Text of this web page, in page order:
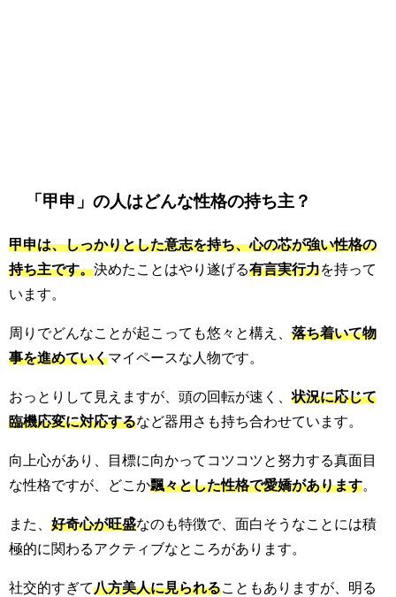
「甲申」の人はどんな性格の持ち主？
甲申は、しっかりとした意志を持ち、心の芯が強い性格の
持ち主です。決めたことはやり遂げる有言実行力を持って
います。
周りでどんなことが起こっても悠々と構え、 落ち着いて物
事を進めていくマイペースな人物です。
おっとりして見えますが、頭の回転が速く、状況に応じて
臨機応変に対応するなど器用さも持ち合わせています。
向上心があり、目標に向かってコツコツと努力する真面目
な性格ですが、どこか飄々とした性格で愛嬌があります
また、 好奇心が旺盛なのも特徴で、面白そうなことには積
極的に関わるアクティブなところがあります。
社交的すぎて八方美人に見られる こともありますが、明る